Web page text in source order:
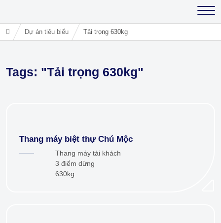
Dự án tiêu biểu Tải trọng 630kg
Tags: "Tải trọng 630kg"
Thang máy biệt thự Chú Mộc
Thang máy tải khách
3 điểm dừng
630kg